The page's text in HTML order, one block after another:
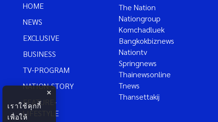
HOME
NEWS
EXCLUSIVE
BUSINESS
TV-PROGRAM
NATION-STORY
FEATURE-
LIFESTYLE
The Nation
Nationgroup
Komchadluek
Bangkokbiznews
Nationtv
Springnews
Thainewsonline
Tnews
Thansettakij
×
เราใช้คุกกี้
เพื่อให้